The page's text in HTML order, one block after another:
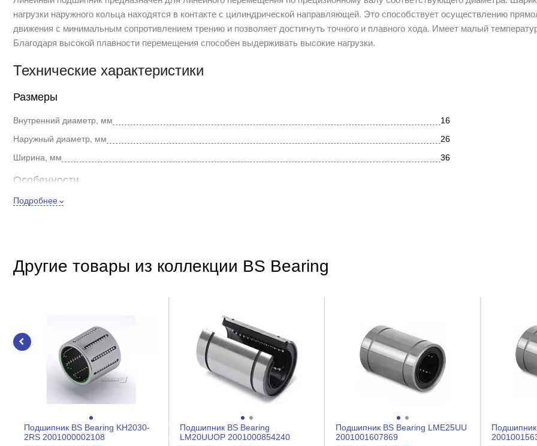
нагрузки наружного кольца находятся в контакте с цилиндрической направляющей. Это способствует осуществлению
движения с минимальным сопротивлением трению и позволяет достигнуть точного и плавного хода. Имеет малый
Благодаря высокой плавности перемещения способен выдерживать высокие нагрузки.
Технические характеристики
Размеры
Внутренний диаметр, мм
16
Наружный диаметр, мм
26
Ширина, мм
36
Особенности
Маркировка
С выемкой
Тип подшипника
Вес нетто, кг
0.06
Габариты без упаковки, мм
26х26х36
Подробнее
Другие товары из коллекции BS Bearing
Подшипник BS Bearing KH2030-
2RS 2001000002108
Подшипник BS Bearing
LM20UUOP 2001000854240
Подшипник BS Bearing LME25UU
2001001607869